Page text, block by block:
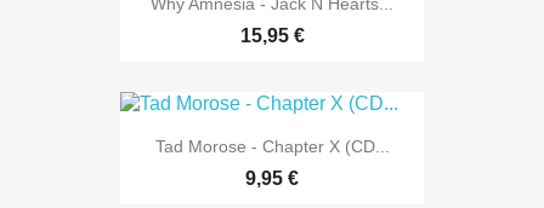
15,95 €
Tad Morose - Chapter X (CD...
9,95 €